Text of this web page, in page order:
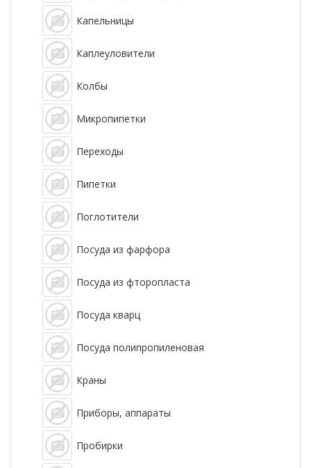
Капельницы
Каплеуловители
Колбы
Микропипетки
Переходы
Пипетки
Поглотители
Посуда из фарфора
Посуда из фторопласта
Посуда кварц
Посуда полипропиленовая
Краны
Приборы, аппараты
Пробирки